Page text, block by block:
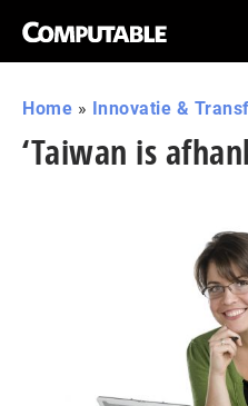
Home » Innovatie &
‘Taiwan is